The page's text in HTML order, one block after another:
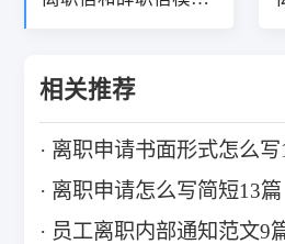
相关推荐
离职申请书面形式怎么写
离职申请怎么写简短13篇
员工离职内部通知范文9